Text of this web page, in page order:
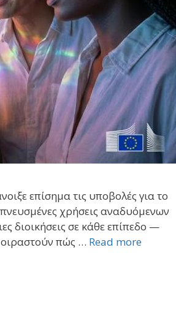
επίσημα τις υποβολές για το
χρήσεις αναδυόμενων
διοικήσεις σε κάθε επίπεδο —
πώς … Read more